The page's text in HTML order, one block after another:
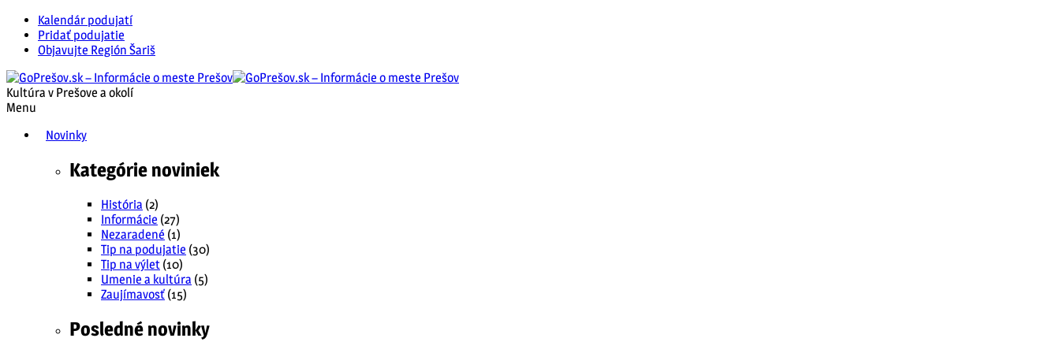
Kalendár podujatí
Pridať podujatie
Objavujte Región Šariš
Kultúra v Prešove a okolí
Menu
Novinky
Kategórie noviniek
História (2)
Informácie (27)
Nezaradené (1)
Tip na podujatie (30)
Tip na výlet (10)
Umenie a kultúra (5)
Zaujímavosť (15)
Posledné novinky